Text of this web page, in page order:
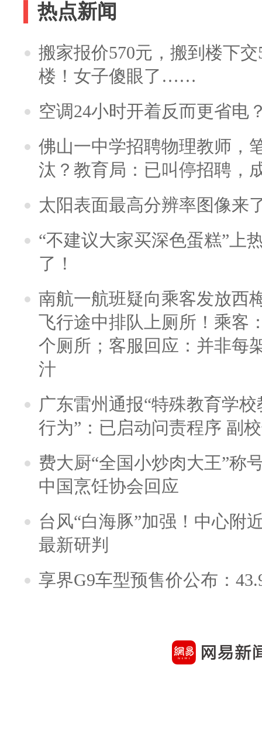
热点新闻
搬家报价570元，搬到楼下
楼！女子傻眼了……
空调24小时开着反而更省电
佛山一中学招聘物理教师，
汰？教育局：已叫停招聘，
太阳表面最高分辨率图像来
“不建议大家买深色蛋糕”上
了！
南航一航班疑向乘客发放西
飞行途中排队上厕所！乘客
个厕所；客服回应：并非每
汁
广东雷州通报“特殊教育学
行为”：已启动问责程序 副
费大厨“全国小炒肉大王”称
中国烹饪协会回应
台风“白海豚”加强！中心附
最新研判
享界G9车型预售价公布：